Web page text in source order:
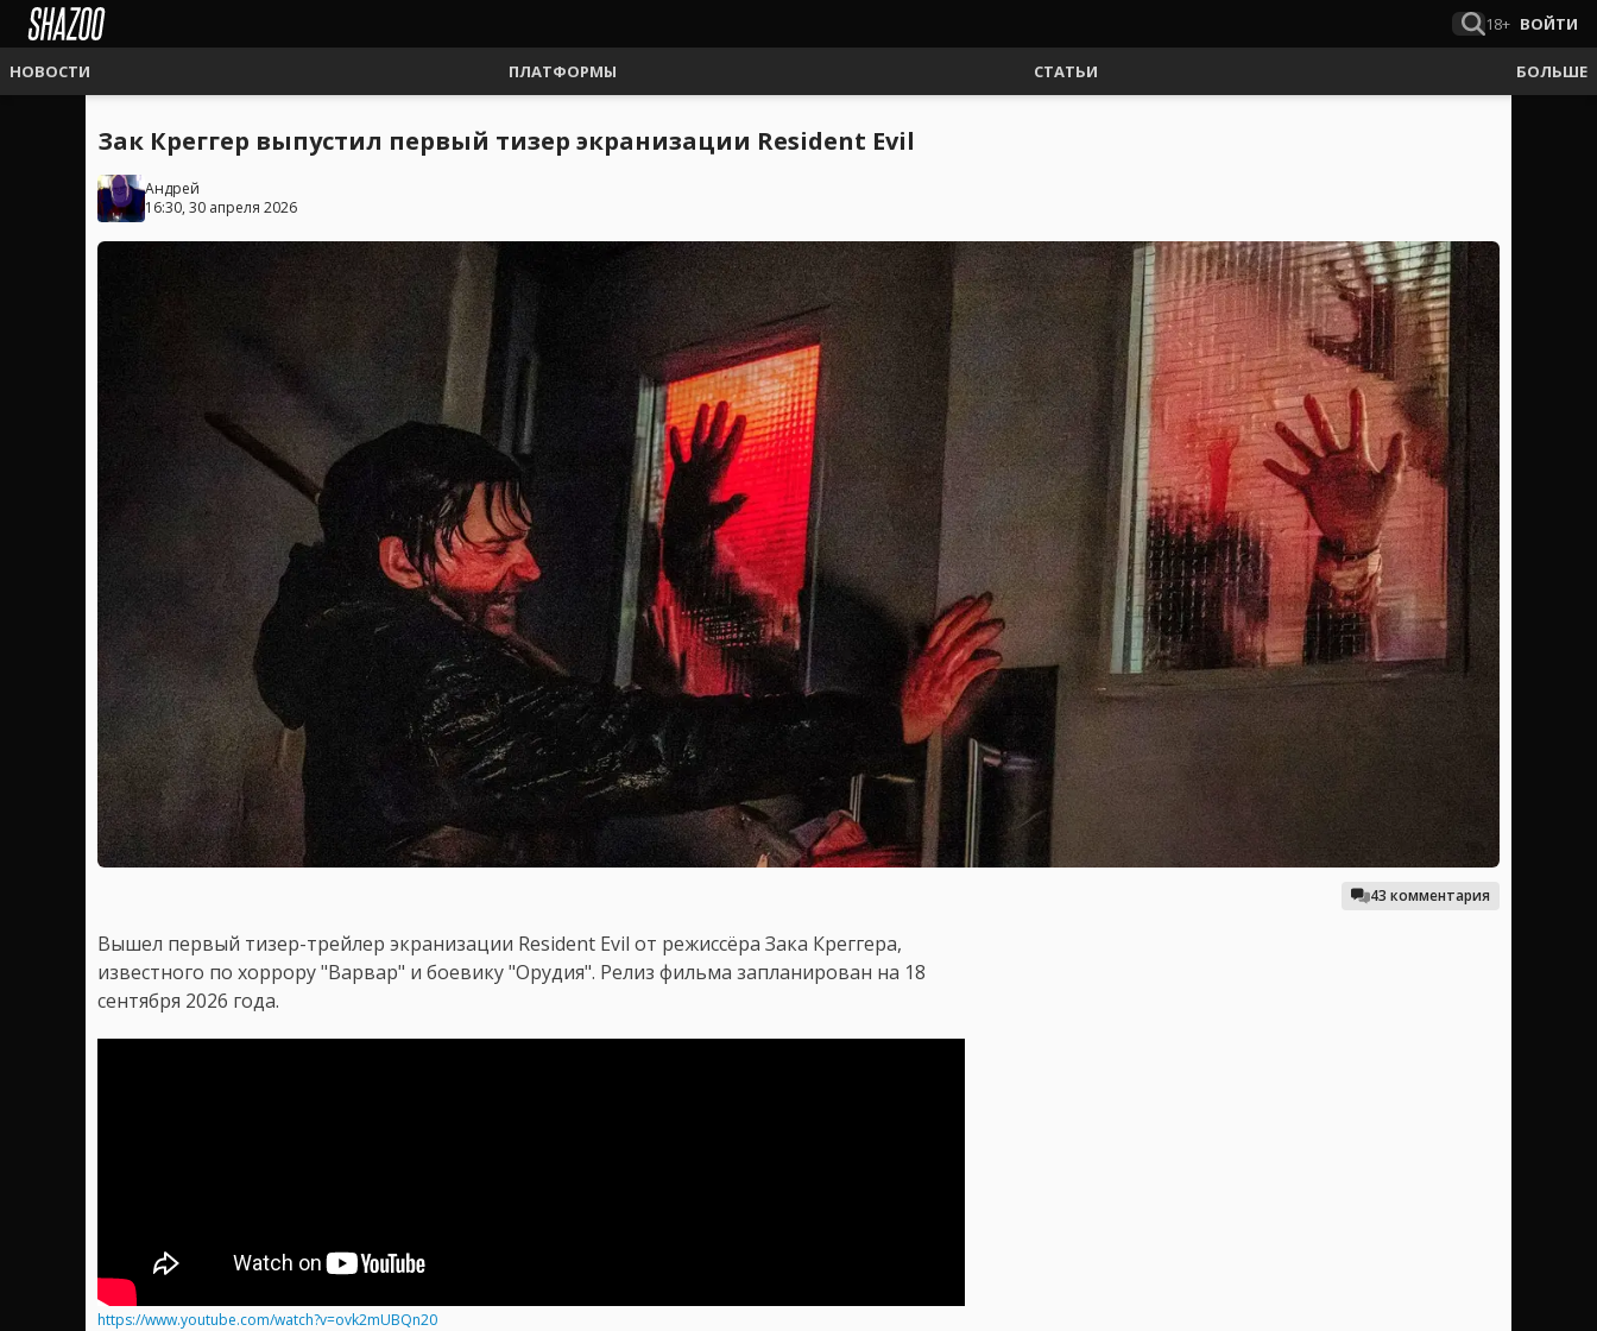
18+ ВОЙТИ
НОВОСТИ ПЛАТФОРМЫ СТАТЬИ БОЛЬШЕ
Зак Креггер выпустил первый тизер экранизации Resident Evil
Андрей
16:30, 30 апреля 2026
43 комментария
Вышел первый тизер-трейлер экранизации Resident Evil от режиссёра Зака Креггера,
известного по хоррору "Варвар" и боевику "Орудия". Релиз фильма запланирован на 18
сентября 2026 года.
https://www.youtube.com/watch?v=ovk2mUBQn20